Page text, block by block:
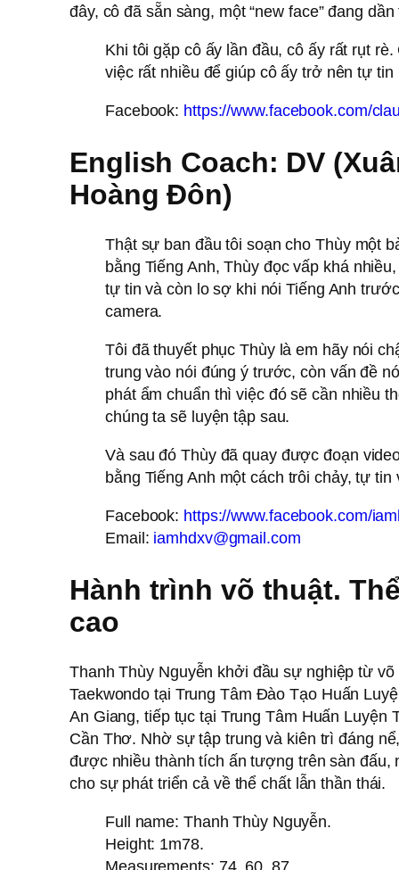
đây, cô đã sẵn sàng, một “new face” đang
Khi tôi gặp cô ấy lần đầu, cô ấy rất rụt rè.
việc rất nhiều để giúp cô ấy trở nên tự tin
Facebook: https://www.facebook.com/
English Coach: DV
Hoàng Đôn)
Thật sự ban đầu tôi soạn cho Thùy một
bằng Tiếng Anh, Thùy đọc vấp khá
tự tin và còn lo sợ khi nói Tiếng Anh
camera.
Tôi đã thuyết phục Thùy là em hãy nói
trung vào nói đúng ý trước, còn vấn đề
phát ẩm chuẩn thì việc đó sẽ cần nhiều
chúng ta sẽ luyện tập sau.
Và sau đó Thùy đã quay được đoạn
bằng Tiếng Anh một cách trôi chảy, tự tin
Facebook: https://www.facebook.com/
Email: iamhdxv@gmail.com
Hành trình võ thuật.
cao
Thanh Thùy Nguyễn khởi đầu sự nghiệp từ võ
Taekwondo tại Trung Tâm Đào Tạo Huấn
An Giang, tiếp tục tại Trung Tâm Huấn Luyện
Cần Thơ. Nhờ sự tập trung và kiên trì đáng
được nhiều thành tích ấn tượng trên sàn đấu,
cho sự phát triển cả về thể chất lẫn thần thái.
Full name: Thanh Thùy Nguyễn.
Height: 1m78.